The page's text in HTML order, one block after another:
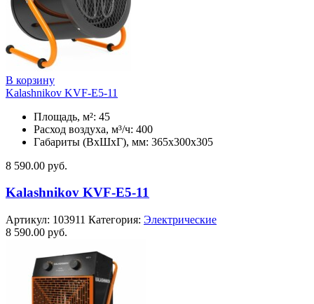
В корзину
Kalashnikov KVF-E5-11
Площадь, м²: 45
Расход воздуха, м³/ч: 400
Габариты (ВхШхГ), мм: 365x300x305
8 590.00 руб.
Kalashnikov KVF-E5-11
Артикул: 103911 Категория: Электрические
8 590.00 руб.